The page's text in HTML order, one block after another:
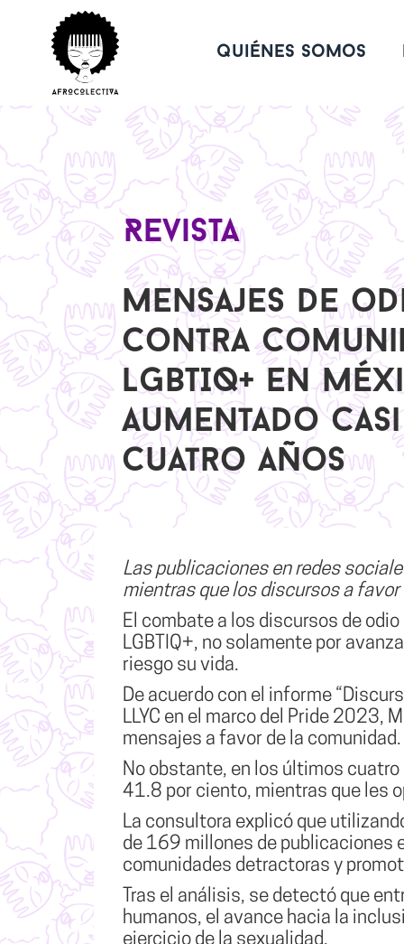
quiénes somos
Revista
Mensajes de
contra
LGBTIQ+ en
aumentado casi
cuatro años
Las publicaciones en redes
mientras que los discursos a
El combate a los discursos de odio
LGBTIQ+, no solamente por
riesgo su vida.
De acuerdo con el informe
LLYC en el marco del Pride 2023,
mensajes a favor de la comunidad.
No obstante, en los últimos cuatro
41.8 por ciento, mientras que les
La consultora explicó que
de 169 millones de publicaciones
comunidades detractoras y
Tras el análisis, se detectó que
humanos, el avance hacia la
ejercicio de la sexualidad.